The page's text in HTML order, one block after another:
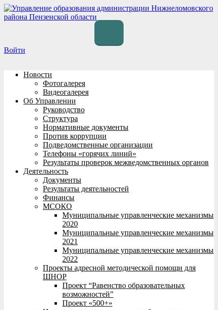
Перейти
к
Войти
Новости
Фотогалерея
Видеогалерея
Об Управлении
Руководство
Структура
Нормативные документы
Против коррупции
Подведомственные организации
Телефоны «горячих линий»
Результаты проверок межведомственных органов
Деятельность
Документы
Результаты деятельностей
Финансы
МСОКО
Муниципальные управленческие механизмы
2020
Муниципальные управленческие механизмы
2021
Муниципальные управленческие механизмы
2022
Проекты адресной методической помощи для
ШНОР
Проект “Равенство образовательных
возможностей”
Проект «500+»